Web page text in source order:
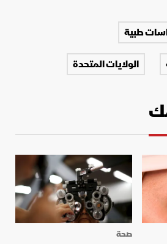
طبية
الولايات المتحدة
صحة